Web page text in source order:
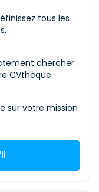
tous les
chercher
CVthèque.
sur votre mission